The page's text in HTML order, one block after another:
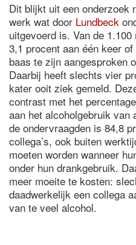
Dit blijkt uit een onderzoek
werk wat door Lundbeck
uitgevoerd is. Van de
3,1 procent aan één keer
baas te zijn aangesproken
Daarbij heeft slechts vier
kater ooit ziek gemeld.
contrast met het
aan het alcoholgebruik van
de ondervraagden is 84,8
collega’s, ook buiten
moeten worden wanneer
onder hun drankgebruik.
meer moeite te kosten:
daadwerkelijk een collega
van te veel alcohol.